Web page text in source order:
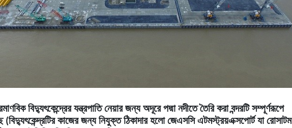
বিদ্যুৎকেন্দ্রের যন্ত্রপাতি নেয়ার জন্য অদূরে পদ্মা নদীতে তৈরি করা বন্দরটি সম্পূর্ণরূপে
(বিদ্যুৎকেন্দ্রটির কাজের জন্য নিযুক্ত ঠিকাদার হলো জেএসসি এটমস্ট্রয়এক্সপোর্ট যা রোসাটম